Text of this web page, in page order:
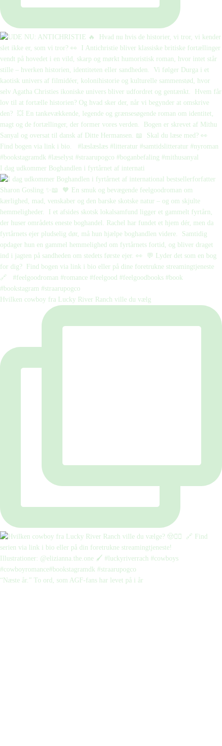
I dag udkommer Boghandlen i fyrtårnet af internati
Hvilken cowboy fra Lucky River Ranch ville du vælg
“Næste år.” To ord, som AGF-fans har levet på i år